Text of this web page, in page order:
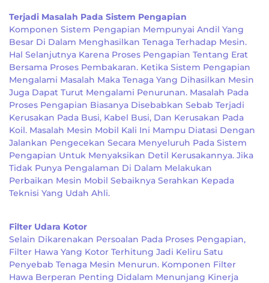
Terjadi Masalah Pada Sistem Pengapian
Komponen Sistem Pengapian Mempunyai Andil Yang
Besar Di Dalam Menghasilkan Tenaga Terhadap Mesin.
Hal Selanjutnya Karena Proses Pengapian Tentang Erat
Bersama Proses Pembakaran. Ketika Sistem Pengapian
Mengalami Masalah Maka Tenaga Yang Dihasilkan Mesin
Juga Dapat Turut Mengalami Penurunan. Masalah Pada
Proses Pengapian Biasanya Disebabkan Sebab Terjadi
Kerusakan Pada Busi, Kabel Busi, Dan Kerusakan Pada
Koil. Masalah Mesin Mobil Kali Ini Mampu Diatasi Dengan
Jalankan Pengecekan Secara Menyeluruh Pada Sistem
Pengapian Untuk Menyaksikan Detil Kerusakannya. Jika
Tidak Punya Pengalaman Di Dalam Melakukan
Perbaikan Mesin Mobil Sebaiknya Serahkan Kepada
Teknisi Yang Udah Ahli.
Filter Udara Kotor
Selain Dikarenakan Persoalan Pada Proses Pengapian,
Filter Hawa Yang Kotor Terhitung Jadi Keliru Satu
Penyebab Tenaga Mesin Menurun. Komponen Filter
Hawa Berperan Penting Didalam Menunjang Kinerja